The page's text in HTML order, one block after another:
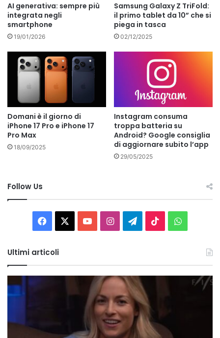
AI generativa: sempre più
integrata negli
smartphone
19/01/2026
Samsung Galaxy Z TriFold:
il primo tablet da 10” che si
piega in tasca
02/12/2025
Domani è il giorno di
iPhone 17 Pro e iPhone 17
Pro Max
18/09/2025
Instagram consuma
troppa batteria su
Android? Google consiglia
di aggiornare subito l’app
29/05/2025
Follow Us
Facebook You InstagramTelegram
TikTok
Ultimi articoli